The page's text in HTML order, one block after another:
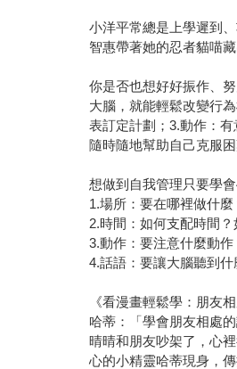
小洋平常總是上學遲到
智惠帶著她的忍者貓喵
你是否也想好好振作、
大腦，就能輕鬆改變行
表訂定計劃；3.動作：
隨時隨地幫助自己克服
想做到自我管理只要學會
1.場所：要在哪裡做什
2.時間：如何支配時間？
3.動作：要注意什麼動作
4.話語：要讓大腦聽到
《看漫畫輕鬆學：朋友相
哈蒂：「學會朋友相處
晴晴和朋友吵架了，心
心的小精靈哈蒂現身，